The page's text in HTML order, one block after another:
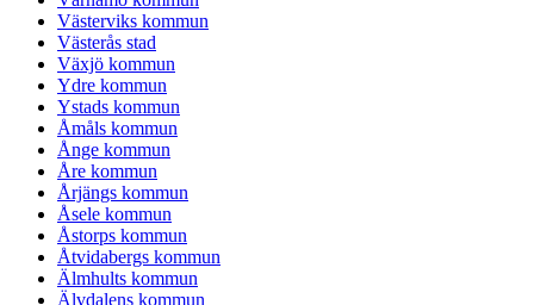
Västerviks kommun
Västerås stad
Växjö kommun
Ydre kommun
Ystads kommun
Åmåls kommun
Ånge kommun
Åre kommun
Årjängs kommun
Åsele kommun
Åstorps kommun
Åtvidabergs kommun
Älmhults kommun
Älvdalens kommun